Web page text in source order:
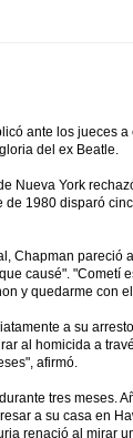
ante los jueces
del ex Beatle.
Nueva York
1980 disparó
Chapman pareció
causé". "Cometí
y quedarme con
a su
al homicida a
afirmó.
tres meses.
a su casa en
renació al mirar